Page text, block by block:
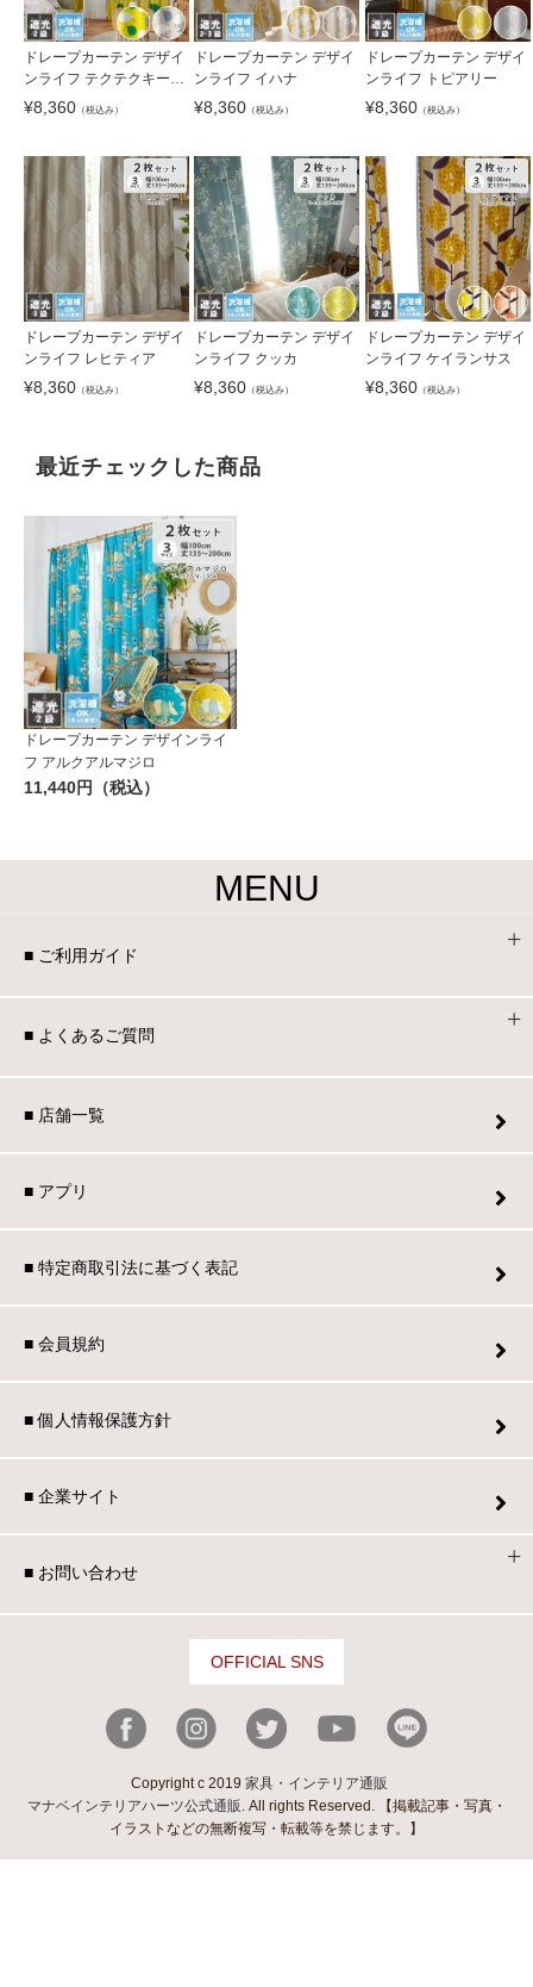
ドレープカーテン デザイ
ンライフ テクテクキーウ
ィ
¥8,360 （税込み）
ドレープカーテン デザイ
ンライフ イハナ
¥8,360 （税込み）
ドレープカーテン デザイ
ンライフ トピアリー
¥8,360（税込み）
ドレープカーテン デザイ
ンライフ レヒティア
¥8,360 （税込み）
ドレープカーテン デザイ
ンライフ クッカ
¥8,360 （税込み）
ドレープカーテン デザイ
ンライフ ケイランサス
¥8,360（税込み）
最近チェックした商品
ドレープカーテン デザインライ
フ アルクアルマジロ
11,440円（税込）
MENU
■ ご利用ガイド
■ よくあるご質問
■ 店舗一覧
■ アプリ
■ 特定商取引法に基づく表記
■ 会員規約
■ 個人情報保護方針
■ 企業サイト
■ お問い合わせ
OFFICIAL SNS
Copyright c 2019 家具・インテリア通販
マナベインテリアハーツ公式通販 . All rights Reserved. 【掲載記事・写真・
イラストなどの無断複写・転載等を禁じます。】